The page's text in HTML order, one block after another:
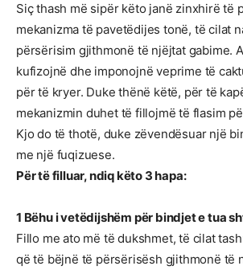
Siç thash më sipër këto janë zinxhirë të
mekanizma të pavetëdijes tonë, të cilat
përsërisim gjithmonë të njëjtat gabime.
kufizojnë dhe imponojnë veprime të
për të kryer. Duke thënë këtë, për të
mekanizmin duhet të fillojmë të flasim
Kjo do të thotë, duke zëvendësuar një
me një fuqizuese.
Për të filluar, ndiq këto 3 hapa:
1 Bëhu i vetëdijshëm për bindjet e tua
Fillo me ato më të dukshmet, të cilat
që të bëjnë të përsërisësh gjithmonë të